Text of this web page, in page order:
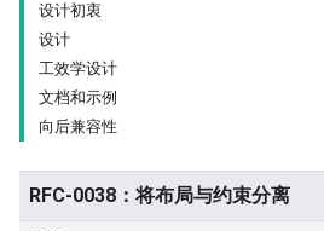
设计初衷
设计
工效学设计
文档和示例
向后兼容性
RFC-0038：将布局与约束分离